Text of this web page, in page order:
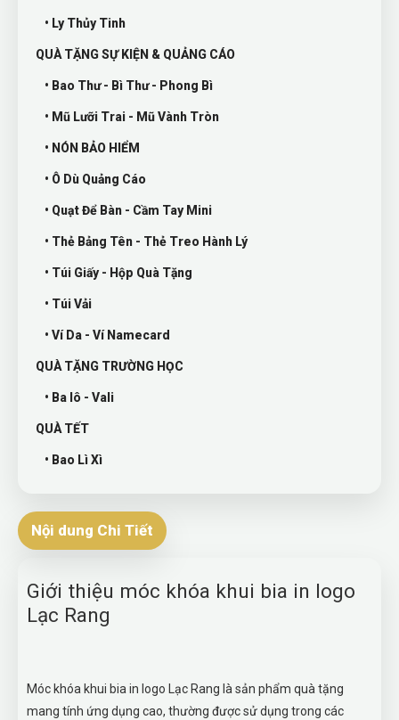
• Ly Thủy Tinh
QUÀ TẶNG SỰ KIỆN & QUẢNG CÁO
• Bao Thư - Bì Thư - Phong Bì
• Mũ Lưỡi Trai - Mũ Vành Tròn
• NÓN BẢO HIỂM
• Ô Dù Quảng Cáo
• Quạt Để Bàn - Cầm Tay Mini
• Thẻ Bảng Tên - Thẻ Treo Hành Lý
• Túi Giấy - Hộp Quà Tặng
• Túi Vải
• Ví Da - Ví Namecard
QUÀ TẶNG TRƯỜNG HỌC
• Ba lô - Vali
QUÀ TẾT
• Bao Lì Xì
Nội dung Chi Tiết
Giới thiệu móc khóa khui bia in logo
Lạc Rang
Móc khóa khui bia in logo Lạc Rang là sản phẩm quà tặng
mang tính ứng dụng cao, thường được sử dụng trong các